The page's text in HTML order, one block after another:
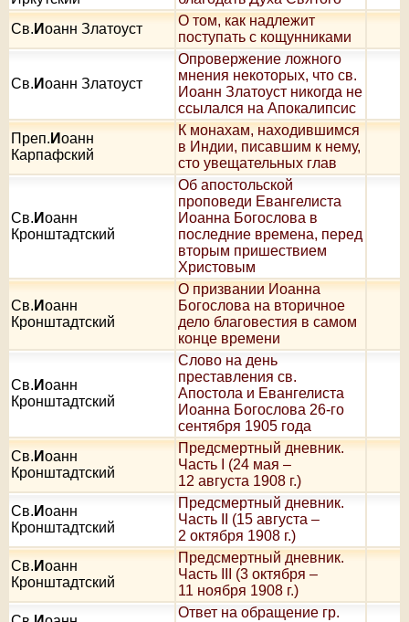
Св. Иоанн Златоуст
О том, как надлежит
поступать с кощунниками
Св. Иоанн Златоуст
Опровержение ложного
мнения некоторых, что св.
Иоанн Златоуст никогда не
ссылался на Апокалипсис
Преп. Иоанн
Карпафский
К монахам, находившимся
в Индии, писавшим к нему,
сто увещательных глав
Св. Иоанн
Кронштадтский
Об апостольской
проповеди Евангелиста
Иоанна Богослова в
последние времена, перед
вторым пришествием
Христовым
Св. Иоанн
Кронштадтский
О призвании Иоанна
Богослова на вторичное
дело благовестия в самом
конце времени
Св. Иоанн
Кронштадтский
Слово на день
преставления св.
Апостола и Евангелиста
Иоанна Богослова 26-го
сентября 1905 года
Св. Иоанн
Кронштадтский
Предсмертный дневник.
Часть I (24 мая –
12 августа 1908 г.)
Св. Иоанн
Кронштадтский
Предсмертный дневник.
Часть II (15 августа –
2 октября 1908 г.)
Св. Иоанн
Кронштадтский
Предсмертный дневник.
Часть III (3 октября –
11 ноября 1908 г.)
Ответ на обращение гр.